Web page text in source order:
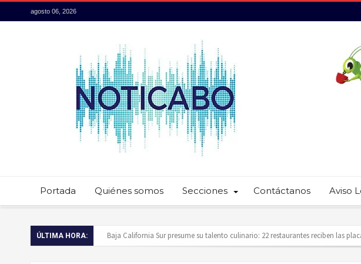
agosto 06, 2026
Portada Quiénes somos Secciones Contáctanos Aviso
ÚLTIMA HORA:
Servidores públicos realizan recorridos para la prevención del trabajo infantil en